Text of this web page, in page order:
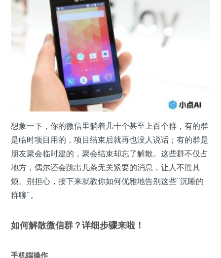
想象一下，你的微信里躺着几十个甚至上百个群，有的群
是临时项目用的，项目结束后就再也没人说话；有的群是
朋友聚会临时建的，聚会结束却忘了解散。这些群不仅占
地方，偶尔还会跳出几条无关紧要的消息，让人不胜其
烦。别担心，接下来就教你如何优雅地告别这些“沉睡的
群聊”。
如何解散微信群？详细步骤来啦！
手机端操作